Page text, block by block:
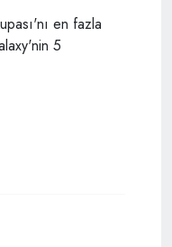
en fazla
5